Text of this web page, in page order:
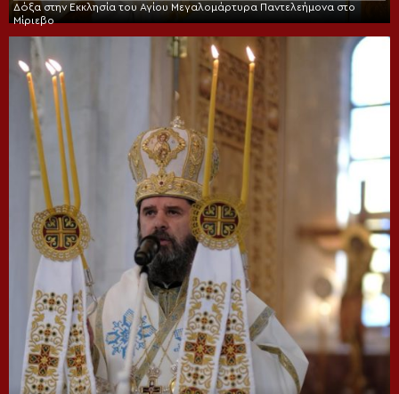
Δόξα στην Εκκλησία του Αγίου Μεγαλομάρτυρα Παντελεήμονα στο
Μίριεβο